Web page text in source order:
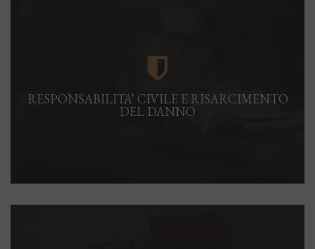
RESPONSABILITA’ CIVILE E RISARCIMENTO
DEL DANNO